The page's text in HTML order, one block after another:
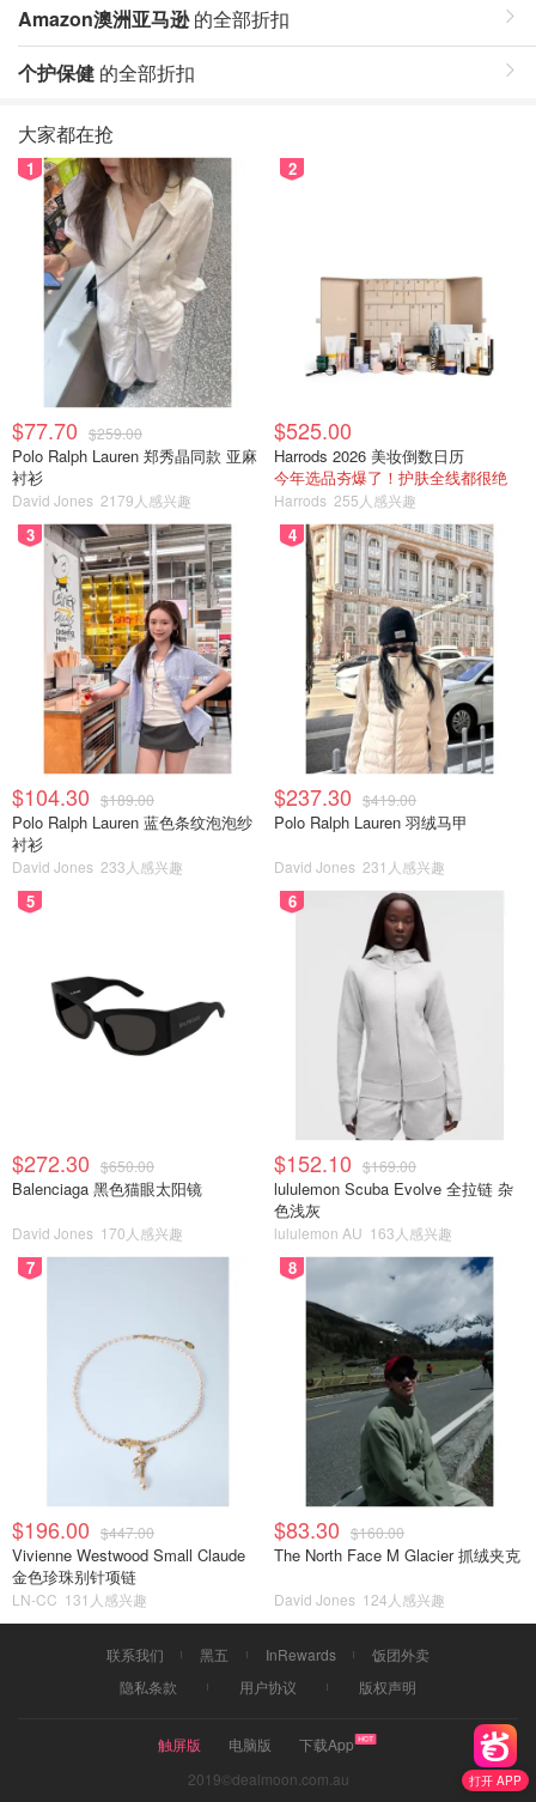
Amazon澳洲亚马逊的全部折扣
个护保健 的全部折扣
打开 APP
大家都在抢
1
$77.70 $259.00
Polo Ralph Lauren 郑秀晶同款 亚麻
衬衫
David Jones 2179人感兴趣
2
$525.00
Harrods 2026 美妆倒数日历
今年选品夯爆了！护肤全线都很绝
Harrods 255人感兴趣
3
$104.30 $189.00
Polo Ralph Lauren 蓝色条纹泡泡纱
衬衫
David Jones 233人感兴趣
4
$237.30 $419.00
Polo Ralph Lauren 羽绒马甲
David Jones 231人感兴趣
5
$272.30 $650.00
Balenciaga 黑色猫眼太阳镜
David Jones 170人感兴趣
6
$152.10 $169.00
lululemon Scuba Evolve 全拉链 杂
色浅灰
lululemon AU 163人感兴趣
7
$196.00 $447.00
Vivienne Westwood Small Claude
金色珍珠别针项链
LN-CC 131人感兴趣
8
$83.30 $160.00
The North Face M Glacier 抓绒夹克
David Jones 124人感兴趣
联系我们 黑五 InRewards
饭团外卖
隐私条款
用户协议 版权声明
触屏版 电脑版
下载App
2019©dealmoon.com.au